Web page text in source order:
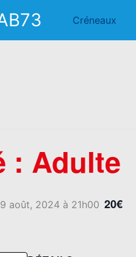
Créneaux
: Adulte
août, 2024 à 21h00 20€